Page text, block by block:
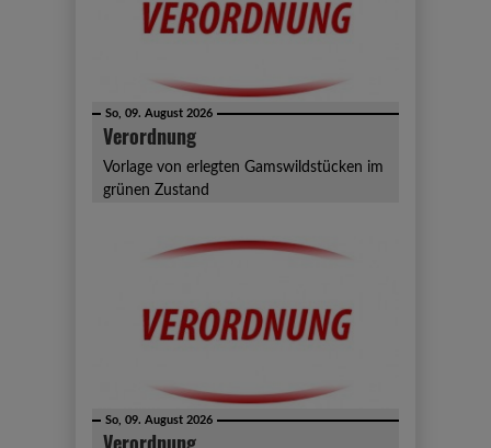
So, 09. August 2026
Verordnung
Vorlage von erlegten Gamswildstücken im
grünen Zustand
So, 09. August 2026